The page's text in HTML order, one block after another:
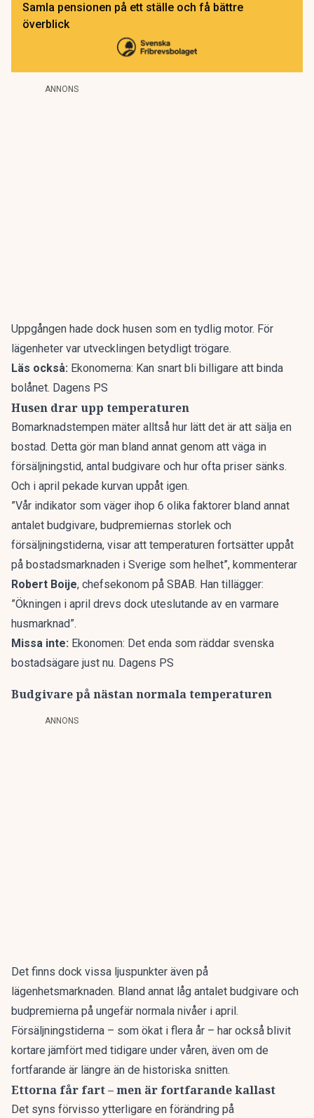
Samla pensionen på ett ställe och få bättre
överblick
ANNONS
Uppgången hade dock husen som en tydlig motor. För
lägenheter var utvecklingen betydligt trögare.
Läs också: Ekonomerna: Kan snart bli billigare att binda
bolånet. Dagens PS
Husen drar upp temperaturen
Bomarknadstempen mäter alltså hur lätt det är att sälja en
bostad. Detta gör man bland annat genom att väga in
försäljningstid, antal budgivare och hur ofta priser sänks.
Och i april pekade kurvan uppåt igen.
”Vår indikator som väger ihop 6 olika faktorer bland annat
antalet budgivare, budpremiernas storlek och
försäljningstiderna, visar att temperaturen fortsätter uppåt
på bostadsmarknaden i Sverige som helhet”, kommenterar
Robert Boije, chefsekonom på SBAB. Han tillägger:
”Ökningen i april drevs dock uteslutande av en varmare
husmarknad”.
Missa inte: Ekonomen: Det enda som räddar svenska
bostadsägare just nu. Dagens PS
Budgivare på nästan normala temperaturen
ANNONS
Det finns dock vissa ljuspunkter även på
lägenhetsmarknaden. Bland annat låg antalet budgivare och
budpremierna på ungefär normala nivåer i april.
Försäljningstiderna – som ökat i flera år – har också blivit
kortare jämfört med tidigare under våren, även om de
fortfarande är längre än de historiska snitten.
Ettorna får fart – men är fortfarande kallast
Det syns förvisso ytterligare en förändring på